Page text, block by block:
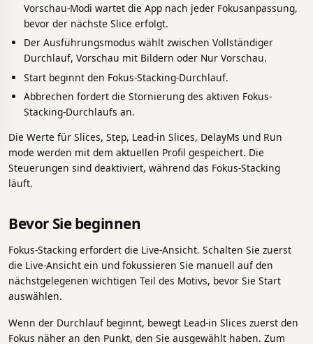
Vorschau-Modi wartet die App nach jeder Fokusanpassung,
bevor der nächste Slice erfolgt.
Der Ausführungsmodus wählt zwischen Vollständiger
Durchlauf, Vorschau mit Bildern oder Nur Vorschau.
Start beginnt den Fokus-Stacking-Durchlauf.
Abbrechen fordert die Stornierung des aktiven Fokus-
Stacking-Durchlaufs an.
Die Werte für Slices, Step, Lead-in Slices, DelayMs und Run
mode werden mit dem aktuellen Profil gespeichert. Die
Steuerungen sind deaktiviert, während das Fokus-Stacking
läuft.
Bevor Sie beginnen
Fokus-Stacking erfordert die Live-Ansicht. Schalten Sie zuerst
die Live-Ansicht ein und fokussieren Sie manuell auf den
nächstgelegenen wichtigen Teil des Motivs, bevor Sie Start
auswählen.
Wenn der Durchlauf beginnt, bewegt Lead-in Slices zuerst den
Fokus näher an den Punkt, den Sie ausgewählt haben. Zum